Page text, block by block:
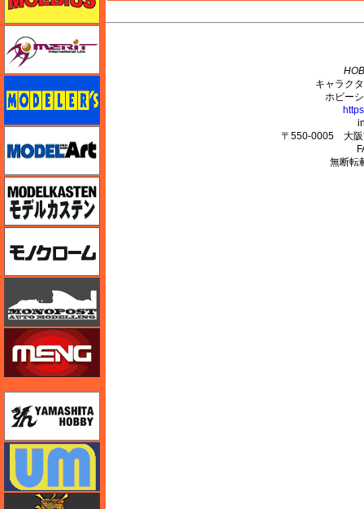
M's PLUS
キャラク
ホビー
〒550-0005 大阪
無断転